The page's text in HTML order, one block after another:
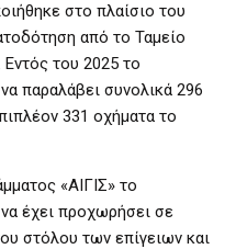
στο πλαίσιο του
από το Ταμείο
του 2025 το
παραλάβει συνολικά 296
331 οχήματα το
«ΑΙΓΙΣ» το
έχει προχωρήσει σε
στόλου των επίγειων και